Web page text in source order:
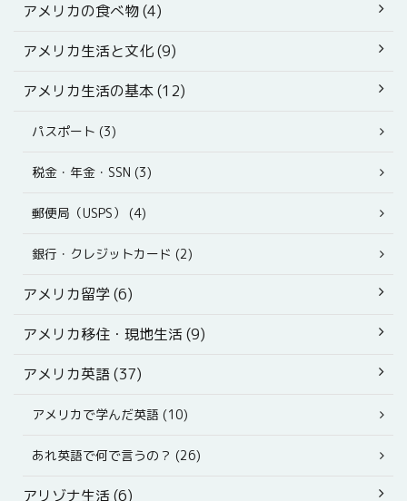
アメリカの食べ物 (4)
アメリカ生活と文化 (9)
アメリカ生活の基本 (12)
パスポート (3)
税金・年金・SSN (3)
郵便局（USPS） (4)
銀行・クレジットカード (2)
アメリカ留学 (6)
アメリカ移住・現地生活 (9)
アメリカ英語 (37)
アメリカで学んだ英語 (10)
あれ英語で何で言うの？ (26)
アリゾナ生活 (6)